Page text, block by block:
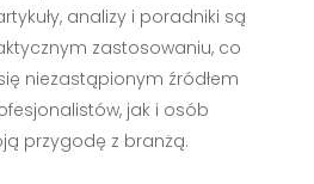
analizy i poradniki są
zastosowaniu, co
niezastąpionym źródłem
jak i osób
przygodę z branżą.